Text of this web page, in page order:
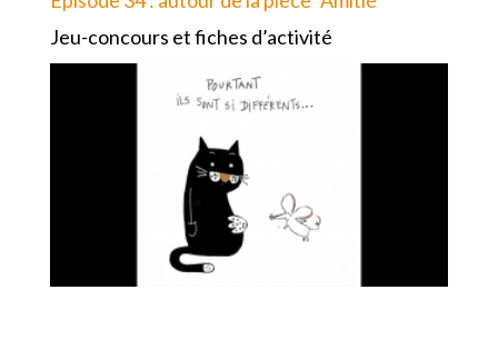
Jeu-concours et fiches d’activité